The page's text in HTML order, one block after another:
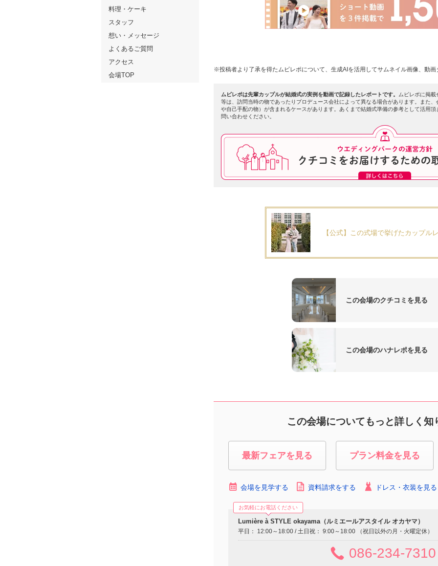
投稿者より了承を得たムビレポについて、生成AIを活用してサムネイル画像、動画
ムビレポは先輩カップルが結婚式の実例を動画で記録したレポートです。
ムビレポに掲
等は、訪問当時の物であったりプロデュース会社によって異なる場合があります。また
や自己手配の物）が含まれるケースがあります。あくまで結婚式準備の参考として活用
問い合わせください。
【公式】この式場で挙げたカップル
この会場のクチコミを見る
この会場のハナレポを見る
この会場についてもっと詳しく知
最新フェアを見る プラン料金を見る
会場を見学する 資料請求をする ドレス・衣装を見る
Lumière à STYLE okayama（ルミエールアスタイル オカヤマ）
平日： 12:00～18:00 / 土日祝： 9:00～18:00 （祝日以外の月・火曜定休）
086-234-7310
お気軽にお電話ください
料理・ケーキ
スタッフ
想い・メッセージ
よくあるご質問
アクセス
会場TOP